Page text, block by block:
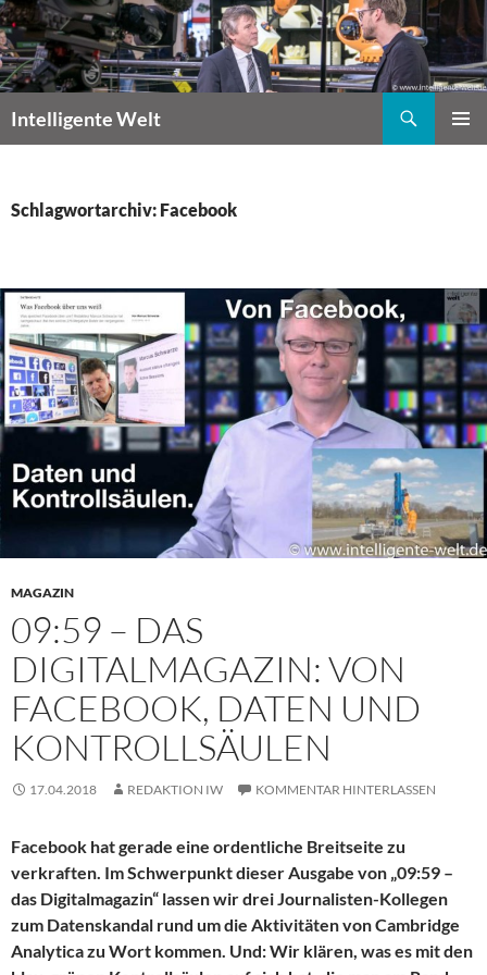
Zum
Inhalt
springen
Intelligente Welt
Schlagwortarchiv: Facebook
MAGAZIN
09:59 – DAS
DIGITALMAGAZIN: VON
FACEBOOK, DATEN UND
KONTROLLSÄULEN
17.04.2018 REDAKTION IW KOMMENTAR HINTERLASSEN
Facebook hat gerade eine ordentliche Breitseite zu
verkraften. Im Schwerpunkt dieser Ausgabe von „09:59 –
das Digitalmagazin“ lassen wir drei Journalisten-Kollegen
zum Datenskandal rund um die Aktivitäten von Cambridge
Analytica zu Wort kommen. Und: Wir klären, was es mit den